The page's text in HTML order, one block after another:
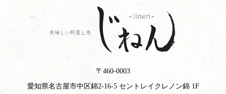
〒460-0003
愛知県名古屋市中区錦2-16-5 セントレイクレノン錦 1F